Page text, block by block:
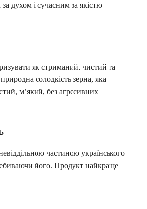
духом і сучасним за якістю
як стриманий, чистий та
солодкість зерна, яка
м’який, без агресивних
частиною українського
його. Продукт найкраще